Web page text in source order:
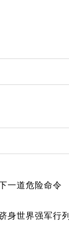
一道危险命令
身世界强军行列